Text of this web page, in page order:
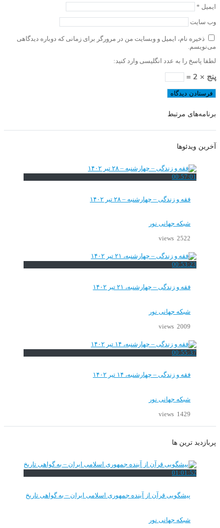
ایمیل *
وب‌ سایت
ذخیره نام، ایمیل و وبسایت من در مرورگر برای زمانی که دوباره دیدگاهی
می‌نویسم.
لطفا پاسخ را به عدد انگلیسی وارد کنید:
پنج × 2 =
برنامه‌های مرتبط
آخرین ویدئوها
00:57:01
فقه و زندگی – چهارشنبه – ۲۸ تیر ۱۴۰۲
شبکه جهانی نور
2522 views
00:53:23
فقه و زندگی – چهارشنبه، ۲۱ تیر ۱۴۰۲
شبکه جهانی نور
2009 views
00:55:37
فقه و زندگی – چهارشنبه، ۱۴ تیر ۱۴۰۲
شبکه جهانی نور
1429 views
پربازدید ترین ها
01:01:52
پیشگویی قرآن از آینده جمهوری اسلامی ایران – به گواهی تاریخ
شبکه جهانی نور